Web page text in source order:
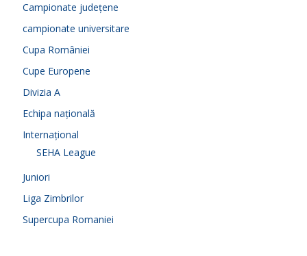
Campionate județene
campionate universitare
Cupa României
Cupe Europene
Divizia A
Echipa națională
Internațional
SEHA League
Juniori
Liga Zimbrilor
Supercupa Romaniei